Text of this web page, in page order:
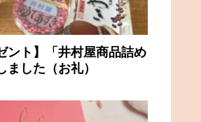
ント】「井村屋商品詰め
した（お礼）